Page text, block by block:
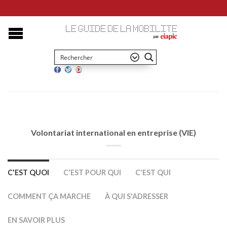
Volontariat international en entreprise (VIE)
C'EST QUOI C'EST POUR QUI C'EST QUI
COMMENT ÇA MARCHE À QUI S'ADRESSER
EN SAVOIR PLUS